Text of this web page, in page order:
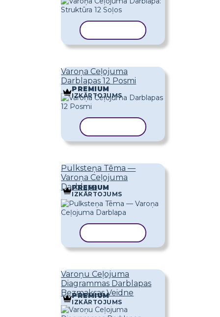
Varoņa Ceļojuma
Darblapas 12 Posmi
PREMIUM
IZKĀRTOJUMS
Pulksteņa Tēma —
Varoņa Ceļojuma
Darblapa
PREMIUM
IZKĀRTOJUMS
Varoņu Ceļojuma
Diagrammas Darblapas
Bezmaksas Veidne
PREMIUM
IZKĀRTOJUMS